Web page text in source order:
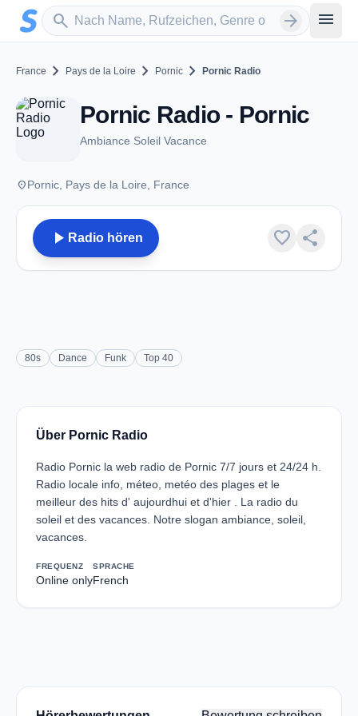
Zum Hauptinhalt springen
search
Sender suchen arrow_forward menu
France chevron_right Pays de la Loire chevron_right Pornic chevron_right Pornic Radio
Pornic Radio - Pornic
Ambiance Soleil Vacance
placePornic, Pays de la Loire, France
play_arrow Radio hören favorite share
80s Dance Funk Top 40
Über Pornic Radio
Radio Pornic la web radio de Pornic 7/7 jours et 24/24 h.
Radio locale info, méteo, metéo des plages et le
meilleur des hits d' aujourdhui et d'hier . La radio du
soleil et des vacances. Notre slogan ambiance, soleil,
vacances.
FREQUENZ
Online only
SPRACHE
French